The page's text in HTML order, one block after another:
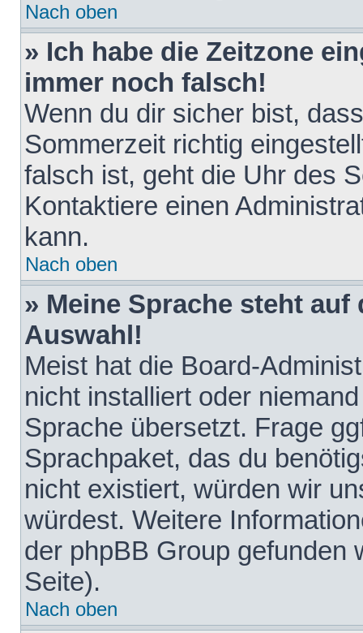
Nach oben
» Ich habe die Zeitzone
immer noch falsch!
Wenn du dir sicher bist,
Sommerzeit richtig
falsch ist, geht die Uhr des
Kontaktiere einen
kann.
Nach oben
» Meine Sprache steht
Auswahl!
Meist hat die Board-
nicht installiert oder
Sprache übersetzt. Frage
Sprachpaket, das du
nicht existiert, würden wir
würdest. Weitere
der phpBB Group gefunden
Seite).
Nach oben